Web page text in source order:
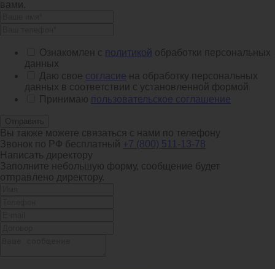
вами.
Ознакомлен с политикой обработки персональных
данных
Даю свое согласие на обработку персональных
данных в соответствии с установленной формой
Принимаю пользовательское соглашение
Отправить
Вы также можете связаться с нами по телефону
Звонок по РФ бесплатный +7 (800) 511-13-78
Написать директору
Заполните небольшую форму, сообщение будет
отправлено директору.